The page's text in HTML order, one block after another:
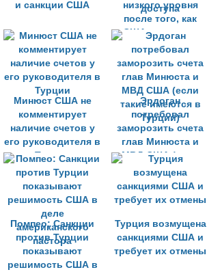
и санкции США
низкого уровня
после того, как
США заявили о
пересмотре
беспошлинного
доступа
Минюст США не
комментирует
наличие счетов у
его руководителя в
Турции
Эрдоган
потребовал
заморозить счета
глав Минюста и
МВД США (если
такие имеются в
Турции)
Помпео: Санкции
против Турции
показывают
решимость США в
Турция возмущена
санкциями США и
требует их отмены